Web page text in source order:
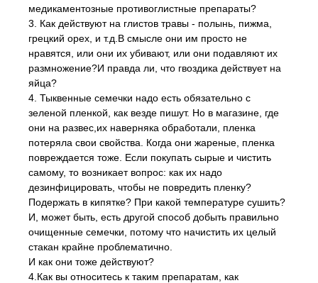
медикаментозные противоглистные препараты?
3. Как действуют на глистов травы - полынь, пижма,
грецкий орех, и т.д.В смысле они им просто не
нравятся, или они их убивают, или они подавляют их
размножение?И правда ли, что гвоздика действует на
яйца?
4. Тыквенные семечки надо есть обязательно с
зеленой пленкой, как везде пишут. Но в магазине, где
они на развес,их наверняка обработали, пленка
потеряла свои свойства. Когда они жареные, пленка
повреждается тоже. Если покупать сырые и чистить
самому, то возникает вопрос: как их надо
дезинфицировать, чтобы не повредить пленку?
Подержать в кипятке? При какой температуре сушить?
И, может быть, есть другой способ добыть правильно
очищенные семечки, потому что начистить их целый
стакан крайне проблематично.
И как они тоже действуют?
4.Как вы относитесь к таким препаратам, как